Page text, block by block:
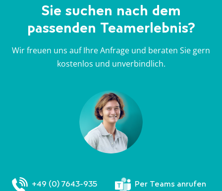
Sie suchen nach dem
passenden Teamerlebnis?
Wir freuen uns auf Ihre Anfrage und beraten Sie gern
kostenlos und unverbindlich.
+49 (0) 7643-935
Per Teams anrufen